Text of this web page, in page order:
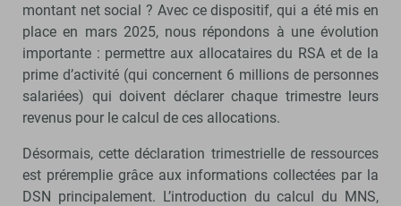
montant net social ? Avec ce dispositif, qui a été mis en
place en mars 2025, nous répondons à une évolution
importante : permettre aux allocataires du RSA et de la
prime d’activité (qui concernent 6 millions de personnes
salariées) qui doivent déclarer chaque trimestre leurs
revenus pour le calcul de ces allocations.
Désormais, cette déclaration trimestrielle de ressources
est préremplie grâce aux informations collectées par la
DSN principalement. L’introduction du calcul du MNS,